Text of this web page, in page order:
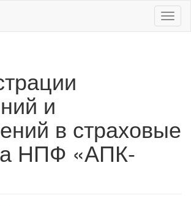
содержанию
и
в страховые
НПФ «АПК-